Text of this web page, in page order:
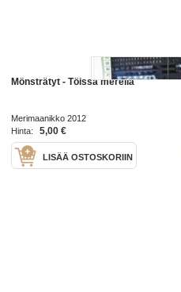
Mönsträtyt - Töissä merellä
Merimaanikko 2012
Hinta:
5,00 €
LISÄÄ OSTOSKORIIN